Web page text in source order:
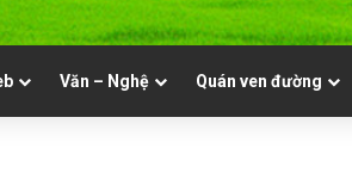
Văn – Nghệ Quán ven đường